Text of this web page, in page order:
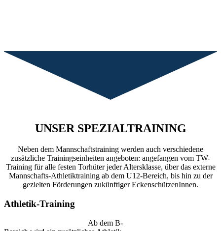
UNSER SPEZIALTRAINING
Neben dem Mannschaftstraining werden auch verschiedene
zusätzliche Trainingseinheiten angeboten: angefangen vom TW-
Training für alle festen Torhüter jeder Altersklasse, über das externe
Mannschafts-Athletiktraining ab dem U12-Bereich, bis hin zu der
gezielten Förderungen zukünftiger EckenschützenInnen.
Athletik-Training
Ab dem B-